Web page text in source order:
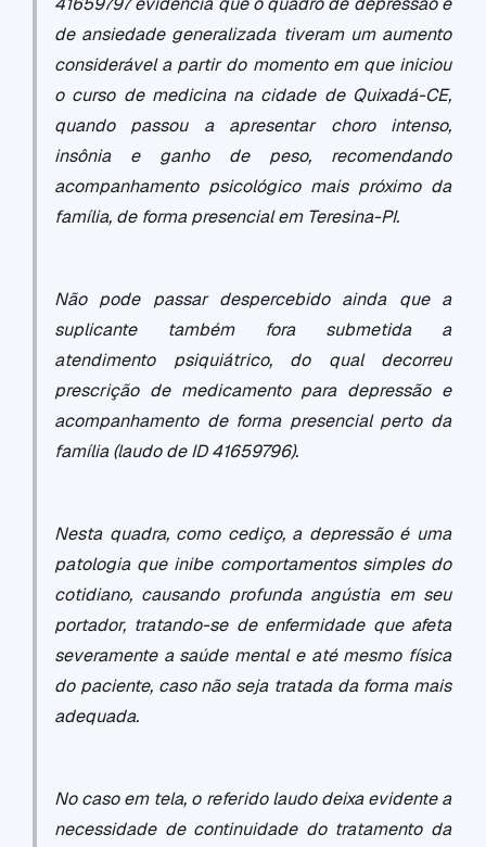
de ansiedade generalizada tiveram um aumento
considerável a partir do momento em que iniciou
o curso de medicina na cidade de Quixadá-CE,
quando passou a apresentar choro intenso,
insônia e ganho de peso, recomendando
acompanhamento psicológico mais próximo da
família, de forma presencial em Teresina-PI.
Não pode passar despercebido ainda que a
suplicante também fora submetida a
atendimento psiquiátrico, do qual decorreu
prescrição de medicamento para depressão e
acompanhamento de forma presencial perto da
família (laudo de ID 41659796).
Nesta quadra, como cediço, a depressão é uma
patologia que inibe comportamentos simples do
cotidiano, causando profunda angústia em seu
portador, tratando-se de enfermidade que afeta
severamente a saúde mental e até mesmo física
do paciente, caso não seja tratada da forma mais
adequada.
No caso em tela, o referido laudo deixa evidente a
necessidade de continuidade do tratamento da